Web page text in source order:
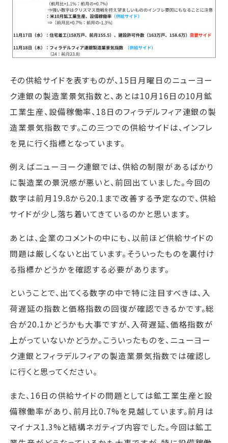
その供給サイドを表すものが、15日月曜日のニューヨー
ク連銀の製造業景気指数と、あとは10月16日の10月鉱
工業生産、設備稼働率、18日のフィラデルフィア連銀の製
造業景気指数です。この三つでの供給サイドは、インフレ
を見に行く指標となっています。
例えばニューヨーク連銀では、供給の制限があるばかり
に製造業の景況感が悪いと、前回出ていました。今回の
数字は前月19.8から20.1まで改善する予定なので、供給
サイドが少し落ち着いてきているのかと思います。
あとは、企業のコメントの中にも、以前ほど供給サイドの
問題は厳しくないと出ています。そういったものを裏付け
る指標かどうかを確認する必要があります。
ということで、出てくる数字の中で特に注目すべきは、入
荷遅延の指数と価格指数の回復が確認できるかです。総
合が20.1かどうかも大事ですが、入荷遅延、価格指数が
上がっていないかどうか。こういったものを、ニューヨー
ク連銀とフィラデルフィアの製造業景気指数では確認し
に行くと思ってください。
また、16日の供給サイドの問題としては鉱工業生産と設
備稼働率があり、前月比0.7%を見越しています。前月は
マイナス1.3%と結構ネガティブ内容でした。今回は鉱工